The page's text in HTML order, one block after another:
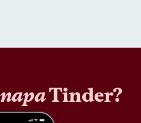
Tinder?